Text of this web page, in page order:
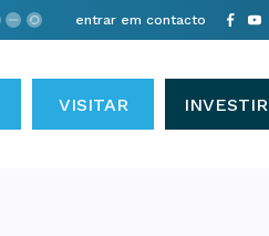
entrar em contacto
VISITAR INVESTIR